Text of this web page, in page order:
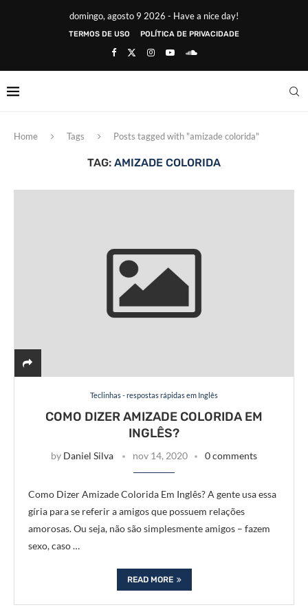
domingo, agosto 9 2026 - Have a nice day!
TERMOS DE USO POLÍTICA DE PRIVACIDADE
Home Tags Posts tagged with "amizade colorida"
TAG: AMIZADE COLORIDA
Teclinhas - respostas rápidas em Inglês
COMO DIZER AMIZADE COLORIDA EM
INGLÊS?
by Daniel Silva nov 14, 2020 0 comments
Como Dizer Amizade Colorida Em Inglês? A gente usa essa
gíria para se referir a amigos que possuem relações
amorosas. Ou seja, não são simplesmente amigos – fazem
sexo, caso …
READ MORE